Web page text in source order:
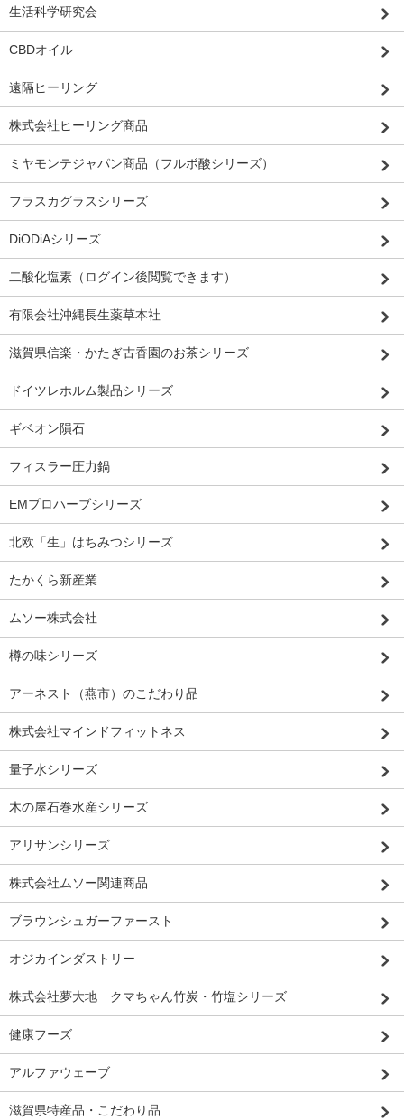
生活科学研究会
CBDオイル
遠隔ヒーリング
株式会社ヒーリング商品
ミヤモンテジャパン商品（フルボ酸シリーズ）
フラスカグラスシリーズ
DiODiAシリーズ
二酸化塩素（ログイン後閲覧できます）
有限会社沖縄長生薬草本社
滋賀県信楽・かたぎ古香園のお茶シリーズ
ドイツレホルム製品シリーズ
ギベオン隕石
フィスラー圧力鍋
EMプロハーブシリーズ
北欧「生」はちみつシリーズ
たかくら新産業
ムソー株式会社
樽の味シリーズ
アーネスト（燕市）のこだわり品
株式会社マインドフィットネス
量子水シリーズ
木の屋石巻水産シリーズ
アリサンシリーズ
株式会社ムソー関連商品
ブラウンシュガーファースト
オジカインダストリー
株式会社夢大地 クマちゃん竹炭・竹塩シリーズ
健康フーズ
アルファウェーブ
滋賀県特産品・こだわり品